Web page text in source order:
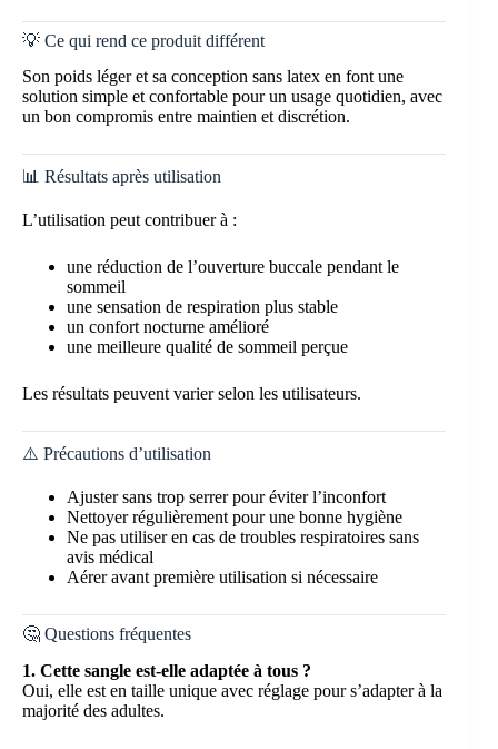
💡 Ce qui rend ce produit différent
Son poids léger et sa conception sans latex en font une
solution simple et confortable pour un usage quotidien, avec
un bon compromis entre maintien et discrétion.
📊 Résultats après utilisation
L’utilisation peut contribuer à :
une réduction de l’ouverture buccale pendant le
sommeil
une sensation de respiration plus stable
un confort nocturne amélioré
une meilleure qualité de sommeil perçue
Les résultats peuvent varier selon les utilisateurs.
⚠️ Précautions d’utilisation
Ajuster sans trop serrer pour éviter l’inconfort
Nettoyer régulièrement pour une bonne hygiène
Ne pas utiliser en cas de troubles respiratoires sans
avis médical
Aérer avant première utilisation si nécessaire
🤔 Questions fréquentes
1. Cette sangle est-elle adaptée à tous ?
Oui, elle est en taille unique avec réglage pour s’adapter à la
majorité des adultes.